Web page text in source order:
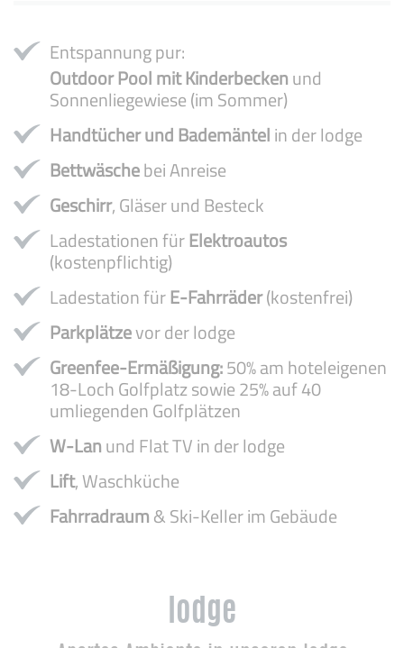
Entspannung pur:
Outdoor Pool mit Kinderbeckenund
Sonnenliegewiese (im Sommer)
Handtücher und Bademäntelin der lodge
Bettwäschebei Anreise
Geschirr, Gläser und Besteck
Ladestationen fürElektroautos
(kostenpflichtig)
Ladestation fürE-Fahrräder(kostenfrei)
Parkplätzevor der lodge
Greenfee-Ermäßigung:50% am hoteleigenen
18-Loch Golfplatz sowie 25% auf 40
umliegenden Golfplätzen
W-Lanund Flat TV in der lodge
Lift, Waschküche
Fahrradraum& Ski-Keller im Gebäude
lodge